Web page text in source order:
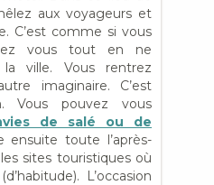
aux voyageurs et
C’est comme si vous
vous tout en ne
ville. Vous rentrez
imaginaire. C’est
Vous pouvez vous
de salé ou de
ensuite toute l’après-
sites touristiques où
L’occasion